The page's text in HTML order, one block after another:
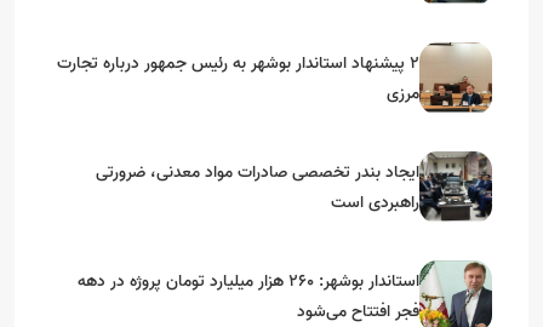
۲ پیشنهاد استاندار بوشهر به رئیس جمهور درباره تجارت
مرزی
ایجاد بندر تخصصی صادرات مواد معدنی، ضرورتی
راهبردی است
استاندار بوشهر: ۲۶۰ هزار میلیارد تومان پروژه در دهه
فجر افتتاح می‌شود